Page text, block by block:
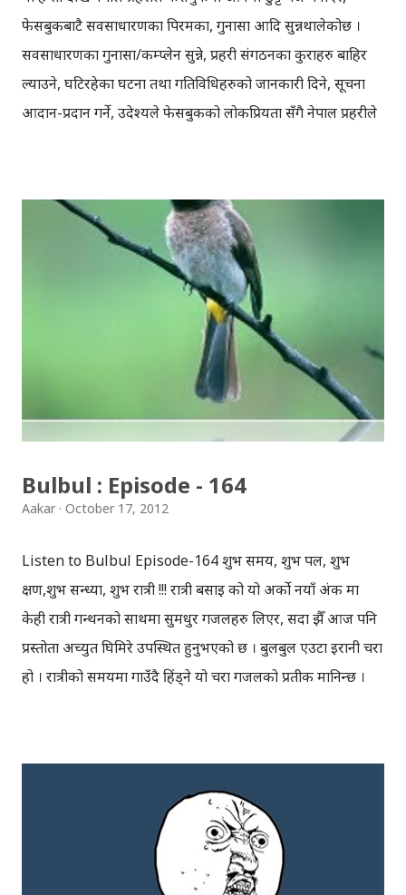
फेसबुकबाटै सर्वसाधारणका पिरमर्का, गुनासा आदि सुन्नथालेकोछ ।
सर्वसाधारणका गुनासा/कम्प्लेन सुन्ने, प्रहरी संगठनका कुराहरु बाहिर
ल्याउने, घटिरहेका घटना तथा गतिविधिहरुको जानकारी दिने, सूचना
आदान-प्रदान गर्ने, उदेश्यले फेसबुकको लोकप्रियता सँगै नेपाल प्रहरीले
१२ मा ‘पेज’ बनाइएको भएपनि, ५७ औँ प्रहरी दिवसको अवसरमा
अक्टोबर १६ मा नेपाल प्रहरीले फेसबुक पेज सञ्चालनमा ल्याएको
जानकारी दिएकोथियो । फोटो, लिंक आदि सेयर गरिएको फेसबुक
पेजमा यो ब्लग तयार पार्दा सम्म ४,८४९ जनाले लाइक गरेकाछन् ।
नेपाल प्रहरी फेसबुक पेज मार्फत हामी माझ नजिक त आएको छ, तर
पेज निरन्तर अपडेट गरिरहनु र सूचना प्रवाह गरिरहनु चुनौतीपूर्ण काम
रहेकोछ । गत वर्ष महानगरिय ट्राफिक प्रहरीले पनि आफ्नो फेसबुक पेज
बनाएको थियो । फेसबुक पेज बनाएको केही महिनासम्म, काठमाडौँको
ट्राफिक गतिविधिहरु प्राय अपडेट भइरहन्थ्यो तर विचमा अपडेट गर्न
Bulbul : Episode - 164
Aakar October 17, 2012
Listen to Bulbul Episode-164 शुभ समय, शुभ पल, शुभ
क्षण,शुभ सन्ध्या, शुभ रात्री !!! रात्री बसाइ को यो अर्को नयाँ अंक मा
केही रात्री गन्थनको साथमा सुमधुर गजलहरु लिएर, सदा झैँ आज पनि
प्रस्तोता अच्युत घिमिरे उपस्थित हुनुभएको छ । बुलबुल एउटा इरानी चरा
हो । रात्रीको समयमा गाउँदै हिंड्‍ने यो चरा गजलको प्रतीक मानिन्छ ।
यसको उपस्थिति रहन्छ । प्रेम, विरह, उत्साह, उमंग अनि थुप्रै मनका
संवेगहरु बुलबुलले समेट्‍छ । बुलबुल सुन्न थालेपछि हामी सबै एउटा
समूहमा समेटिन्छौं र बुलबुल भित्र आफैंले आफ्‍नो नाम दिन्छौं -
बुलबुललियन । हामी यहाँ एकाकार भएर लाग्छौं, गजलको भावनात्मक
सहवासमा । "एउटा प्रेमको बिरुवा हामी रोप्छौं.....युग युग सम्म लगाएर